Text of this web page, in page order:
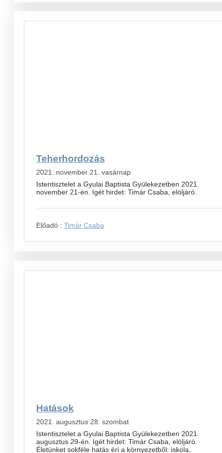
Teherhordozás
2021. november 21. vasárnap
Istentisztelet a Gyulai Baptista Gyülekezetben 2021.
november 21-én. Igét hirdet: Timár Csaba, elöljáró.
Előadó : Timár Csaba
Hatások
2021. augusztus 28. szombat
Istentisztelet a Gyulai Baptista Gyülekezetben 2021.
augusztus 29-én. Igét hirdet: Timár Csaba, elöljáró.
Életünket sokféle hatás éri a környezetből: iskola,